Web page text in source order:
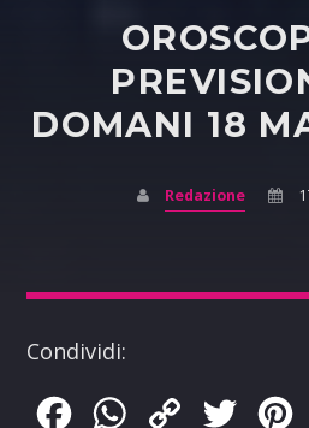
DOMANI 18
Redazione
Condividi:
FacebookWhatsApp
Copy
Twitter